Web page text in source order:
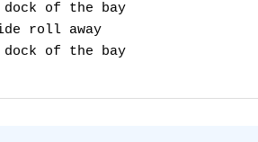
of the bay
roll away
of the bay